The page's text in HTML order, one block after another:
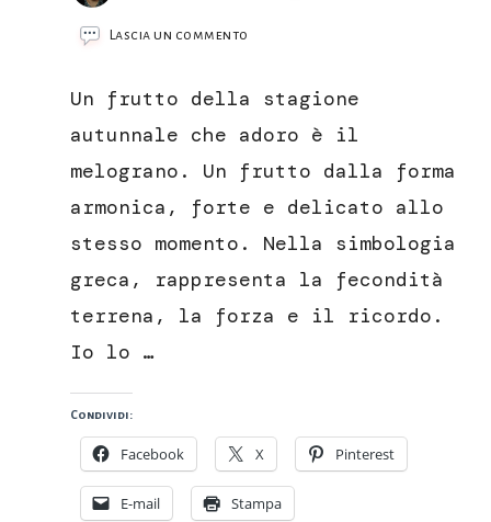
Lascia un commento
con
salsa
melograno
Un frutto della stagione
autunnale che adoro è il
melograno. Un frutto dalla forma
armonica, forte e delicato allo
stesso momento. Nella simbologia
greca, rappresenta la fecondità
terrena, la forza e il ricordo.
Io lo …
Condividi:
Facebook X Pinterest
E-mail Stampa